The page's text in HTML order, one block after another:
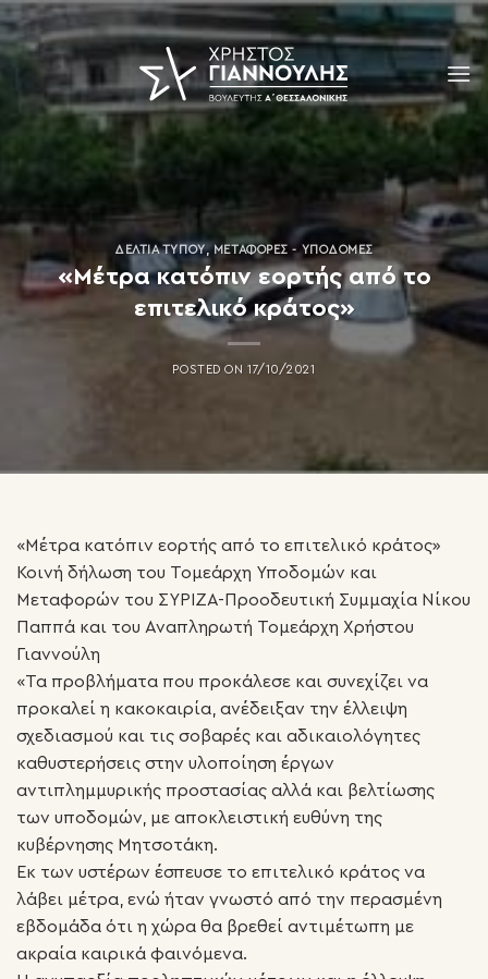
Skip
to
content
ΔΕΛΤΊΑ ΤΎΠΟΥ,ΜΕΤΑΦΟΡΈΣ - ΥΠΟΔΟΜΈΣ
«Μέτρα κατόπιν εορτής από το
επιτελικό κράτος»
POSTED ON 17/10/2021
«Μέτρα κατόπιν εορτής από το επιτελικό κράτος»
Κοινή δήλωση του Τομεάρχη Υποδομών και
Μεταφορών του ΣΥΡΙΖΑ-Προοδευτική Συμμαχία Νίκου
Παππά και του Αναπληρωτή Τομεάρχη Χρήστου
Γιαννούλη
«Τα προβλήματα που προκάλεσε και συνεχίζει να
προκαλεί η κακοκαιρία, ανέδειξαν την έλλειψη
σχεδιασμού και τις σοβαρές και αδικαιολόγητες
καθυστερήσεις στην υλοποίηση έργων
αντιπλημμυρικής προστασίας αλλά και βελτίωσης
των υποδομών, με αποκλειστική ευθύνη της
κυβέρνησης Μητσοτάκη.
Εκ των υστέρων έσπευσε το επιτελικό κράτος να
λάβει μέτρα, ενώ ήταν γνωστό από την περασμένη
εβδομάδα ότι η χώρα θα βρεθεί αντιμέτωπη με
ακραία καιρικά φαινόμενα.